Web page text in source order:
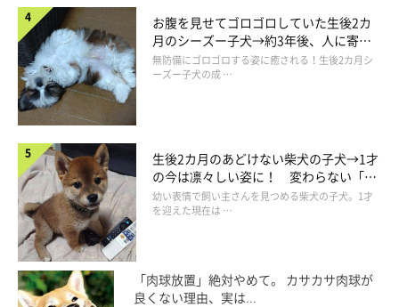
お腹を見せてゴロゴロしていた生後2カ
月のシーズー子犬→約3年後、人に寄り
添う優しいコに成長した姿にほっこり
無防備にゴロゴロする姿に癒される！生後2カ月シ
ーズー子犬の成 …
生後2カ月のあどけない柴犬の子犬→1才
の今は凛々しい姿に！ 変わらない「く
りくりおめめ」にもほっこり
幼い表情で飼い主さんを見つめる柴犬の子犬。1才
を迎えた現在は …
「肉球放置」絶対やめて。 カサカサ肉球が
良くない理由、実は...